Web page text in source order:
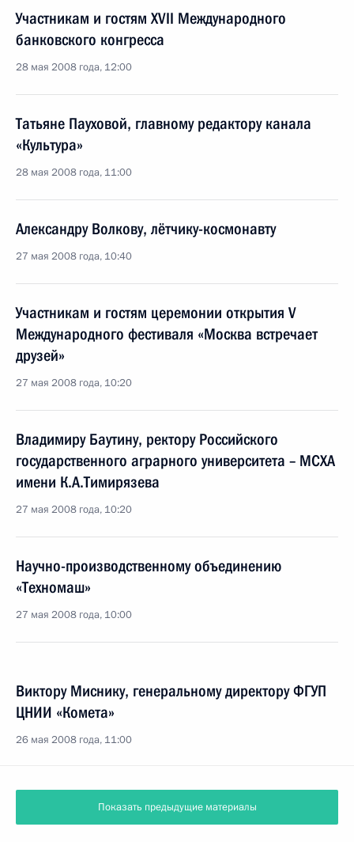
Участникам и гостям XVII Международного
банковского конгресса
28 мая 2008 года, 12:00
Татьяне Пауховой, главному редактору канала
«Культура»
28 мая 2008 года, 11:00
Александру Волкову, лётчику-космонавту
27 мая 2008 года, 10:40
Участникам и гостям церемонии открытия V
Международного фестиваля «Москва встречает
друзей»
27 мая 2008 года, 10:20
Владимиру Баутину, ректору Российского
государственного аграрного университета – МСХА
имени К.А.Тимирязева
27 мая 2008 года, 10:20
Научно-производственному объединению
«Техномаш»
27 мая 2008 года, 10:00
Виктору Миснику, генеральному директору ФГУП
ЦНИИ «Комета»
26 мая 2008 года, 11:00
Показать предыдущие материалы